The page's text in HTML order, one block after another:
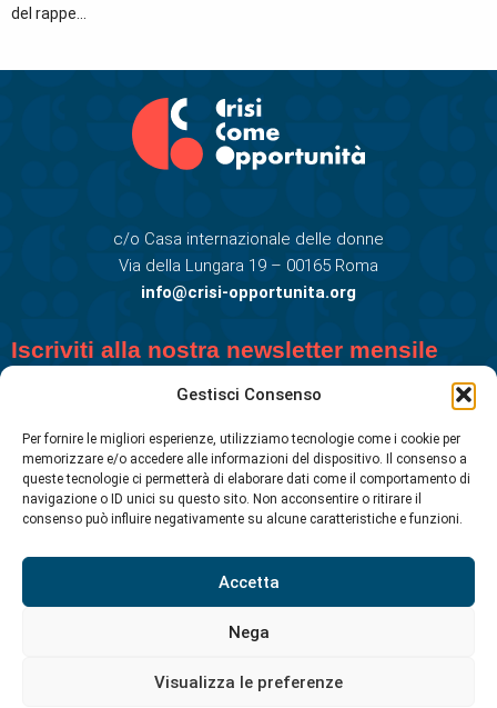
Gestisci Consenso
Per fornire le migliori esperienze, utilizziamo tecnologie come i cookie per
memorizzare e/o accedere alle informazioni del dispositivo. Il consenso a
queste tecnologie ci permetterà di elaborare dati come il comportamento di
navigazione o ID unici su questo sito. Non acconsentire o ritirare il
consenso può influire negativamente su alcune caratteristiche e funzioni.
Accetta
Nega
Visualizza le preferenze
del rappe...
c/o Casa internazionale delle donne
Via della Lungara 19 – 00165 Roma
info@crisi-opportunita.org
Iscriviti alla nostra newsletter mensile
© CRISI COME OPPORTUNITA' ETS 2026. Tutti i diritti riservati.